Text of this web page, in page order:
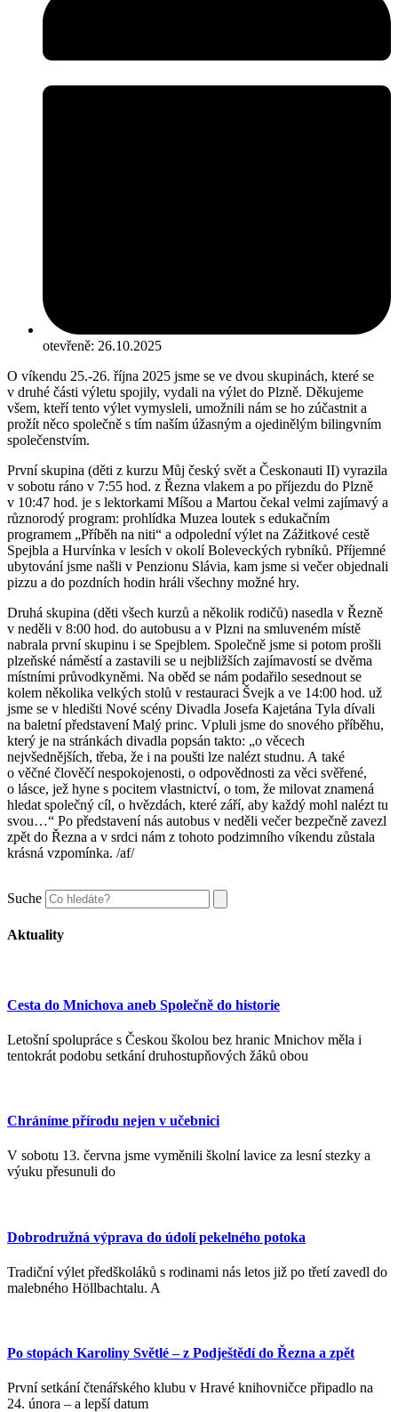
otevřeně: 26.10.2025
O víkendu 25.-26. října 2025 jsme se ve dvou skupinách, které se
v druhé části výletu spojily, vydali na výlet do Plzně. Děkujeme
všem, kteří tento výlet vymysleli, umožnili nám se ho zúčastnit a
prožít něco společně s tím naším úžasným a ojedinělým bilingvním
společenstvím.
První skupina (děti z kurzu Můj český svět a Českonauti II) vyrazila
v sobotu ráno v 7:55 hod. z Řezna vlakem a po příjezdu do Plzně
v 10:47 hod. je s lektorkami Míšou a Martou čekal velmi zajímavý a
různorodý program: prohlídka Muzea loutek s edukačním
programem „Příběh na niti“ a odpolední výlet na Zážitkové cestě
Spejbla a Hurvínka v lesích v okolí Boleveckých rybníků. Příjemné
ubytování jsme našli v Penzionu Slávia, kam jsme si večer objednali
pizzu a do pozdních hodin hráli všechny možné hry.
Druhá skupina (děti všech kurzů a několik rodičů) nasedla v Řezně
v neděli v 8:00 hod. do autobusu a v Plzni na smluveném místě
nabrala první skupinu i se Spejblem. Společně jsme si potom prošli
plzeňské náměstí a zastavili se u nejbližších zajímavostí se dvěma
místními průvodkyněmi. Na oběd se nám podařilo sesednout se
kolem několika velkých stolů v restauraci Švejk a ve 14:00 hod. už
jsme se v hledišti Nové scény Divadla Josefa Kajetána Tyla dívali
na baletní představení Malý princ. Vpluli jsme do snového příběhu,
který je na stránkách divadla popsán takto: „o věcech
nejvšednějších, třeba, že i na poušti lze nalézt studnu. A také
o věčné člověčí nespokojenosti, o odpovědnosti za věci svěřené,
o lásce, jež hyne s pocitem vlastnictví, o tom, že milovat znamená
hledat společný cíl, o hvězdách, které září, aby každý mohl nalézt tu
svou…“ Po představení nás autobus v neděli večer bezpečně zavezl
zpět do Řezna a v srdci nám z tohoto podzimního víkendu zůstala
krásná vzpomínka. /af/
Suche
Aktuality
Cesta do Mnichova aneb Společně do historie
Letošní spolupráce s Českou školou bez hranic Mnichov měla i
tentokrát podobu setkání druhostupňových žáků obou
Chráníme přírodu nejen v učebnici
V sobotu 13. června jsme vyměnili školní lavice za lesní stezky a
výuku přesunuli do
Dobrodružná výprava do údolí pekelného potoka
Tradiční výlet předškoláků s rodinami nás letos již po třetí zavedl do
malebného Höllbachtalu. A
Po stopách Karoliny Světlé – z Podještědí do Řezna a zpět
První setkání čtenářského klubu v Hravé knihovničce připadlo na
24. února – a lepší datum